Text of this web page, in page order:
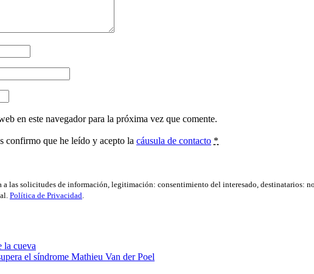
en este navegador para la próxima vez que comente.
confirmo que he leído y acepto la cáusula de contacto *
a las solicitudes de información, legitimación: consentimiento del interesado, destinatarios:
Política de Privacidad
la cueva
el síndrome Mathieu Van der Poel